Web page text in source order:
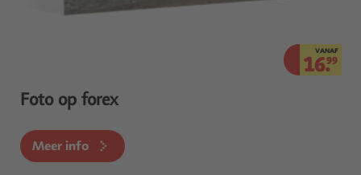
VANAF
16.99
Foto op forex
Meer info